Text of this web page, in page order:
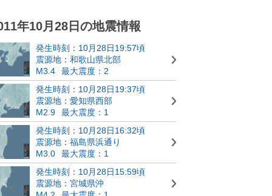
年10月28日の地震情報
発生時刻：10月28日19:57頃
震源地：和歌山県北部
M3.4
最大震度：2
発生時刻：10月28日19:37頃
震源地：愛知県西部
M2.9
最大震度：1
発生時刻：10月28日16:32頃
震源地：福島県浜通り
M3.0
最大震度：1
発生時刻：10月28日15:59頃
震源地：宮城県沖